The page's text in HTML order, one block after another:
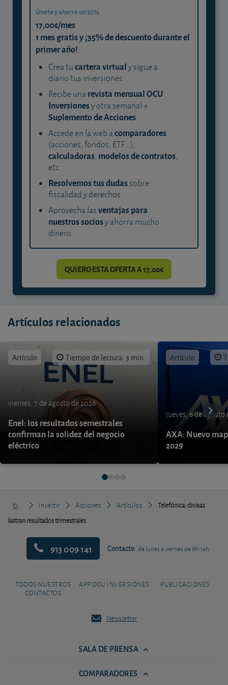
Únete y ahorra un 35%
17,00€/mes
1 mes gratis y ¡35% de descuento durante el
primer año!
Crea tucartera virtualy sigue a
diario tus inversiones.
Recibe unarevista mensual OCU
Inversionesy otra semanal +
Suplemento de Acciones.
Accede en la web acomparadores
(acciones, fondos, ETF...),
calculadoras, modelos de contratos,
etc.
Resolvemos tus dudassobre
fiscalidad y derechos.
Aprovecha lasventajas para
nuestros sociosy ahorra mucho
dinero.
QUIERO ESTA OFERTA A 17,00€
Artículos relacionados
Artículo Tiempo de lectura: 3 min.
viernes, 7 de agosto de 2026
Enel: los resultados semestrales
confirman la solidez del negocio
eléctrico
Artículo
jueves, 6 de agosto
AXA: Nuevo
2029
Invertir Acciones Artículos
Telefónica: divisas
lastran resultados trimestrales
913 009 141 Contacto de lunes a viernes de 9h-14h
TODOS NUESTROS
CONTACTOS
APP OCU INVERSIONES PUBLICACIONES
Newsletter
SALA DE PRENSA
COMPARADORES